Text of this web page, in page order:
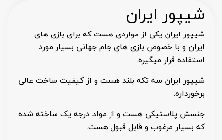
شیپور ایران
شیپور ایران یکی از مواردی هست که برای بازی های
ایران و با خصوص بازی های جام جهانی بسیار مورد
استفاده قرار میگیره.
شیپور ایران سه تکه بلند هست و از کیفیت ساخت عالی
برخورداره.
جنسش پلاستیکی هست و از مواد درجه یک ساخته شده
که بسیار مرغوب و قابل قبول هست.